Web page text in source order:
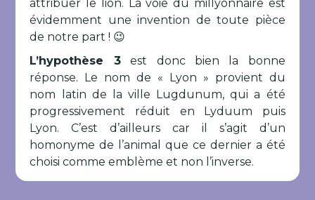
attribuer le lion. La voie du millyonnaire est
évidemment une invention de toute pièce
de notre part ! 😉
L’hypothèse 3est donc bien la bonne
réponse. Le nom de « Lyon » provient du
nom latin de la ville Lugdunum, qui a été
progressivement réduit en Lyduum puis
Lyon. C’est d’ailleurs car il s’agit d’un
homonyme de l’animal que ce dernier a été
choisi comme emblème et non l’inverse.